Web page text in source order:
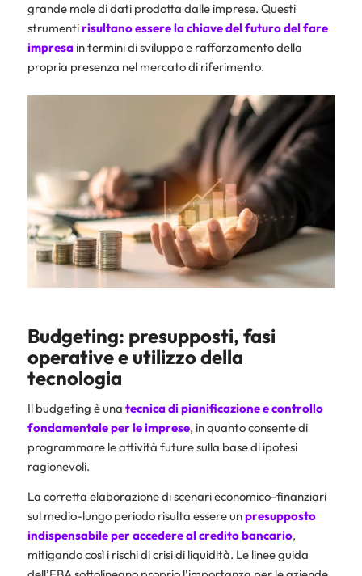
grande mole di dati prodotta dalle imprese. Questi
strumentirisultano essere la chiave del futuro del fare
impresain termini di sviluppo e rafforzamento della
propria presenza nel mercato di riferimento.
Budgeting: presupposti, fasi
operative e utilizzo della
tecnologia
Il budgeting è una tecnica di pianificazione e controllo
fondamentale per le imprese, in quanto consente di
programmare le attività future sulla base di ipotesi
ragionevoli.
La corretta elaborazione di scenari economico-finanziari
sul medio-lungo periodo risulta essere unpresupposto
indispensabile per accedere al credito bancario,
mitigando così i rischi di crisi di liquidità. Le linee guida